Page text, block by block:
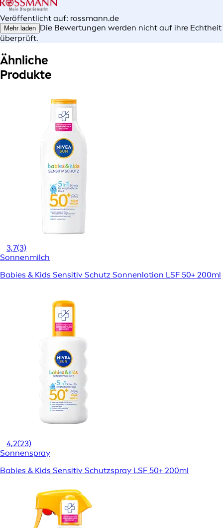
Veröffentlicht auf: rossmann.de
Mehr laden Die Bewertungen werden nicht auf ihre Echtheit
überprüft.
Ähnliche
Produkte
3,7(3)
Sonnenmilch
Babies & Kids Sensitiv Schutz Sonnenlotion LSF 50+ 200ml
4,2(23)
Sonnenspray
Babies & Kids Sensitiv Schutzspray LSF 50+ 200ml